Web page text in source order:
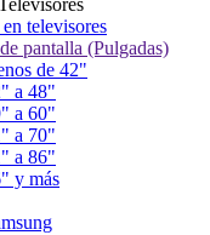
televisores
pantalla (Pulgadas)
de 42"
a 48"
a 60"
a 70"
a 86"
y más